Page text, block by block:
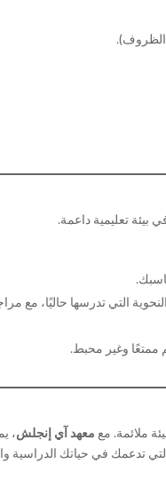
الظروف).
تعليمية داعمة.
التي تدرسها حاليًا، مع
ممتعًا وغير محبط.
ملائمة. معمعهد آي إنجلش،
تدعمك في حياتك الدراسية